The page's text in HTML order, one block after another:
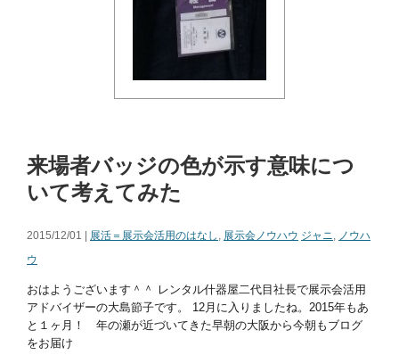
来場者バッジの色が示す意味につ
いて考えてみた
2015/12/01 | 展活＝展示会活用のはなし , 展示会ノウハウ ジャニ, ノウハ
ウ
おはようございます＾＾ レンタル什器屋二代目社長で展示会活用
アドバイザーの大島節子です。 12月に入りましたね。2015年もあ
と１ヶ月！ 年の瀬が近づいてきた早朝の大阪から今朝もブログ
をお届け